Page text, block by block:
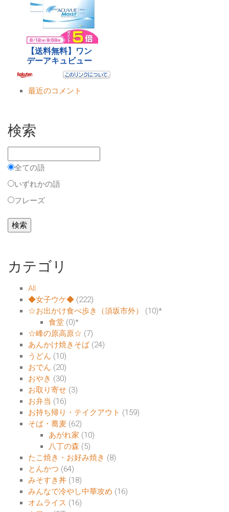
最近のコメント
検索
全ての語
いずれかの語
フレーズ
カテゴリ
All
◆女子ウケ◆ (222)
☆お出かけ食べ歩き（須坂市外）
(10)*
食堂 (0)*
☆峰の原高原☆ (7)
あんかけ焼きそば (24)
うどん (10)
おでん (20)
おやき (30)
お取り寄せ (3)
お弁当 (16)
お持ち帰り・テイクアウト (159)
そば・蕎麦 (62)
あがれ家 (10)
八丁の森 (5)
たこ焼き・お好み焼き (8)
とんかつ (64)
みそすき丼 (18)
みんなで冷やし中華攻め (16)
オムライス (16)